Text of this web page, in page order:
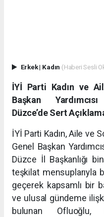
Erkek| Kadın (Haberi Sesli
İYİ Parti Kadın ve
Başkan
Düzce’de Sert
İYİ Parti Kadın, Aile ve
Genel Başkan
Düzce İl Başkanlığı
teşkilat mensuplarıyla
geçerek kapsamlı bir
ve ulusal gündeme
bulunan Ofluoğlu,